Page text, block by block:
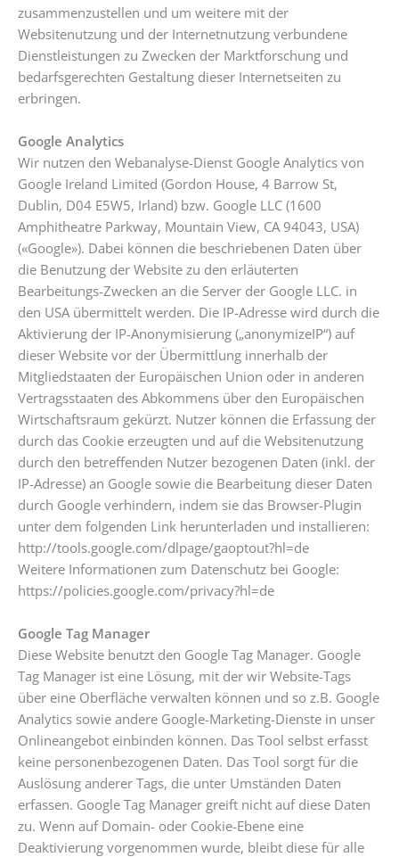
zusammenzustellen und um weitere mit der
Websitenutzung und der Internetnutzung verbundene
Dienstleistungen zu Zwecken der Marktforschung und
bedarfsgerechten Gestaltung dieser Internetseiten zu
erbringen.
Google Analytics
Wir nutzen den Webanalyse-Dienst Google Analytics von
Google Ireland Limited (Gordon House, 4 Barrow St,
Dublin, D04 E5W5, Irland) bzw. Google LLC (1600
Amphitheatre Parkway, Mountain View, CA 94043, USA)
(«Google»). Dabei können die beschriebenen Daten über
die Benutzung der Website zu den erläuterten
Bearbeitungs-Zwecken an die Server der Google LLC. in
den USA übermittelt werden. Die IP-Adresse wird durch die
Aktivierung der IP-Anonymisierung („anonymizeIP“) auf
dieser Website vor der Übermittlung innerhalb der
Mitgliedstaaten der Europäischen Union oder in anderen
Vertragsstaaten des Abkommens über den Europäischen
Wirtschaftsraum gekürzt. Nutzer können die Erfassung der
durch das Cookie erzeugten und auf die Websitenutzung
durch den betreffenden Nutzer bezogenen Daten (inkl. der
IP-Adresse) an Google sowie die Bearbeitung dieser Daten
durch Google verhindern, indem sie das Browser-Plugin
unter dem folgenden Link herunterladen und installieren:
http://tools.google.com/dlpage/gaoptout?hl=de
Weitere Informationen zum Datenschutz bei Google:
https://policies.google.com/privacy?hl=de
Google Tag Manager
Diese Website benutzt den Google Tag Manager. Google
Tag Manager ist eine Lösung, mit der wir Website-Tags
über eine Oberfläche verwalten können und so z.B. Google
Analytics sowie andere Google-Marketing-Dienste in unser
Onlineangebot einbinden können. Das Tool selbst erfasst
keine personenbezogenen Daten. Das Tool sorgt für die
Auslösung anderer Tags, die unter Umständen Daten
erfassen. Google Tag Manager greift nicht auf diese Daten
zu. Wenn auf Domain- oder Cookie-Ebene eine
Deaktivierung vorgenommen wurde, bleibt diese für alle